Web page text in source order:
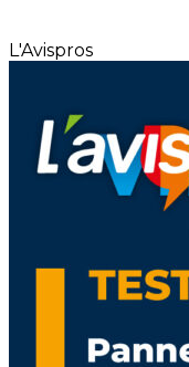
L'Avispros